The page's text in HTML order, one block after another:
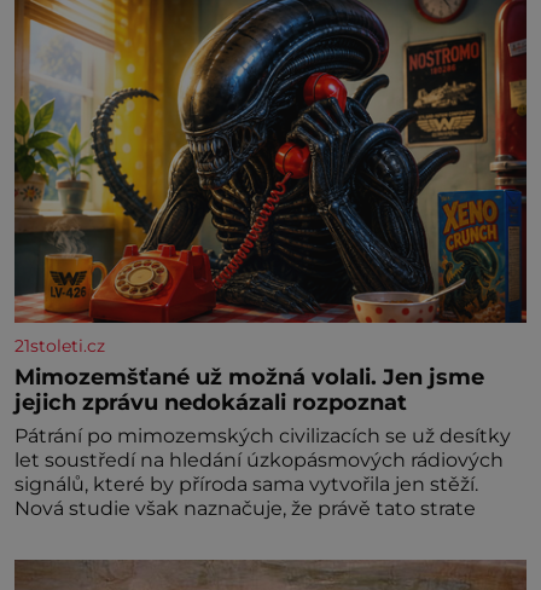
21stoleti.cz
Mimozemšťané už možná volali. Jen jsme
jejich zprávu nedokázali rozpoznat
Pátrání po mimozemských civilizacích se už desítky
let soustředí na hledání úzkopásmových rádiových
signálů, které by příroda sama vytvořila jen stěží.
Nová studie však naznačuje, že právě tato strate